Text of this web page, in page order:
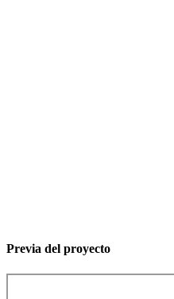
Previa del proyecto